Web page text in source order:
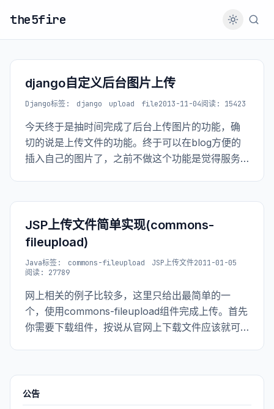
the5fire
django自定义后台图片上传
Django标签: django upload file2013-11-04阅读: 15423
今天终于是抽时间完成了后台上传图片的功能，确
切的说是上传文件的功能。终于可以在blog方便的
插入自己的图片了，之前不做这个功能是觉得服务
JSP上传文件简单实现(commons-
fileupload)
Java标签: commons-fileupload JSP上传文件2011-01-05
阅读: 27789
网上相关的例子比较多，这里只给出最简单的一
个，使用commons-fileupload组件完成上传。首先
你需要下载组件，按说从官网上下载文件应该就可
公告